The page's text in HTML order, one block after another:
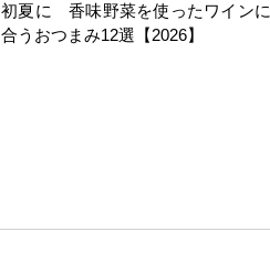
初夏に 香味野菜を使ったワインに
合うおつまみ12選【2026】